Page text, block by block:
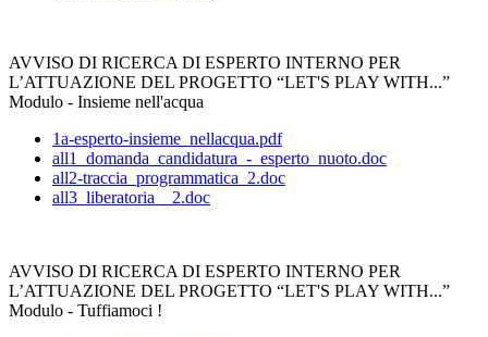
AVVISO DI RICERCA DI ESPERTO INTERNO PER
L’ATTUAZIONE DEL PROGETTO “LET'S PLAY WITH...”
Modulo - Insieme nell'acqua
1a-esperto-insieme_nellacqua.pdf
all1_domanda_candidatura_-_esperto_nuoto.doc
all2-traccia_programmatica_2.doc
all3_liberatoria__2.doc
AVVISO DI RICERCA DI ESPERTO INTERNO PER
L’ATTUAZIONE DEL PROGETTO “LET'S PLAY WITH...”
Modulo - Tuffiamoci !